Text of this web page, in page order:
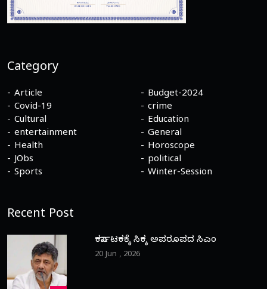
Category
Article
Budget-2024
Covid-19
crime
Cultural
Education
entertainment
General
Health
Horoscope
JObs
political
Sports
Winter-Session
Recent Post
ಕರ್ನಾಟಕಕ್ಕೆ ಸಿಕ್ಕ ಅಪರೂಪದ ಸಿಎಂ
20 Jun , 2026